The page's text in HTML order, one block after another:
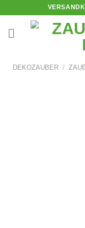
content
DEKOZAUBER /